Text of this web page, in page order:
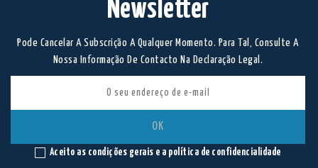
Newsletter
Pode Cancelar A Subscrição A Qualquer Momento. Para Tal, Consulte A
Nossa Informação De Contacto Na Declaração Legal.
Aceito as condições gerais e a política de confidencialidade